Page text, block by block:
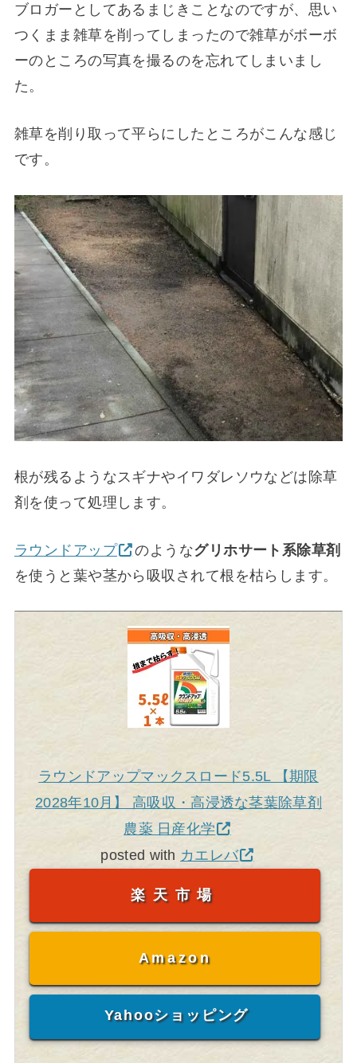
ブロガーとしてあるまじきことなのですが、思い
つくまま雑草を削ってしまったので雑草がボーボ
ーのところの写真を撮るのを忘れてしまいまし
た。
雑草を削り取って平らにしたところがこんな感じ
です。
根が残るようなスギナやイワダレソウなどは除草
剤を使って処理します。
ラウンドアップ のようなグリホサート系除草剤
を使うと葉や茎から吸収されて根を枯らします。
ラウンドアップマックスロード5.5L 【期限
2028年10月】 高吸収・高浸透な茎葉除草剤
農薬 日産化学
posted with カエレバ
楽天市場
Amazon
Yahooショッピング